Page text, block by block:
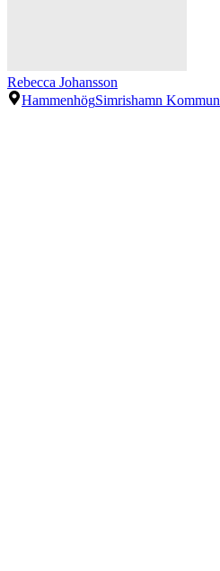
Rebecca Johansson
HammenhögSimrishamn Kommun